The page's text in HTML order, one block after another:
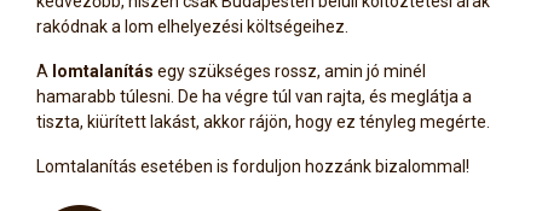
rakódnak a lom elhelyezési költségeihez.
A lomtalanítás egy szükséges rossz, amin jó minél
hamarabb túlesni. De ha végre túl van rajta, és meglátja a
tiszta, kiürített lakást, akkor rájön, hogy ez tényleg megérte.
Lomtalanítás esetében is forduljon hozzánk bizalommal!